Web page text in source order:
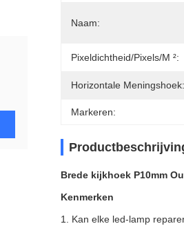
Naam:
Pixeldichtheid/pixels/m ²:
Horizontale Meningshoek:
Markeren:
Brede kijkhoek P10mm
Kenmerken
1. Kan elke led-lamp